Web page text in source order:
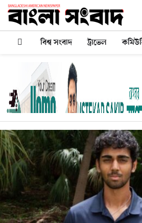
বিশ্ব সংবাদ ট্রাভেল